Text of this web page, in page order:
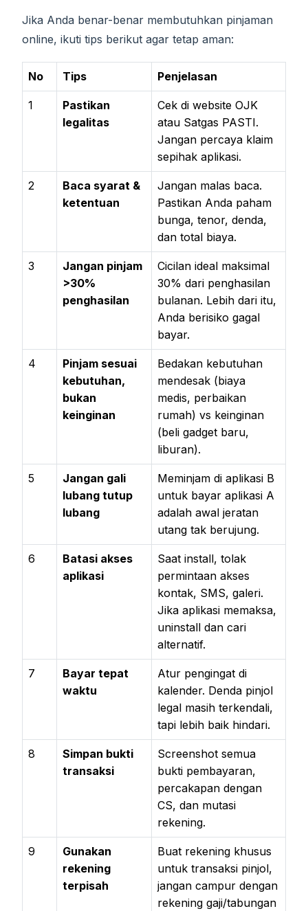
Jika Anda benar-benar membutuhkan pinjaman
online, ikuti tips berikut agar tetap aman:
No Tips Penjelasan
1
Pastikan
legalitas
Cek di website OJK
atau Satgas PASTI.
Jangan percaya klaim
sepihak aplikasi.
2
Baca syarat &
ketentuan
Jangan malas baca.
Pastikan Anda paham
bunga, tenor, denda,
dan total biaya.
3
Jangan pinjam
>30%
penghasilan
Cicilan ideal maksimal
30% dari penghasilan
bulanan. Lebih dari itu,
Anda berisiko gagal
bayar.
4
Pinjam sesuai
kebutuhan,
bukan
keinginan
Bedakan kebutuhan
mendesak (biaya
medis, perbaikan
rumah) vs keinginan
(beli gadget baru,
liburan).
5
Jangan gali
lubang tutup
lubang
Meminjam di aplikasi B
untuk bayar aplikasi A
adalah awal jeratan
utang tak berujung.
6
Batasi akses
aplikasi
Saat install, tolak
permintaan akses
kontak, SMS, galeri.
Jika aplikasi memaksa,
uninstall dan cari
alternatif.
7
Bayar tepat
waktu
Atur pengingat di
kalender. Denda pinjol
legal masih terkendali,
tapi lebih baik hindari.
8
Simpan bukti
transaksi
Screenshot semua
bukti pembayaran,
percakapan dengan
CS, dan mutasi
rekening.
9
Gunakan
rekening
terpisah
Buat rekening khusus
untuk transaksi pinjol,
jangan campur dengan
rekening gaji/tabungan